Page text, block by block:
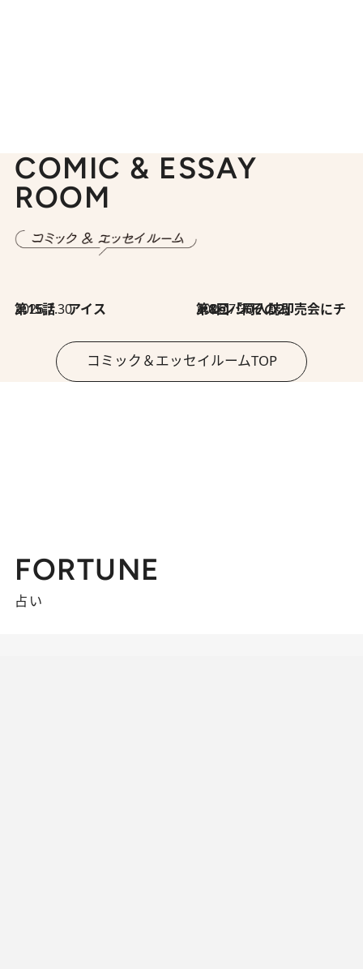
COMIC & ESSAY
ROOM
2026.7.30
第15話 アイス 2026.7.30
第8回「同人誌即売会にチャレンジ その2」
コミック＆エッセイルームTOP
FORTUNE
占い